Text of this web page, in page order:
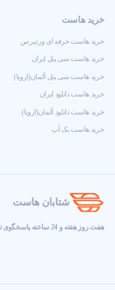
خرید هاست
خرید هاست حرفه ای وردپرس
خرید هاست سی پنل ایران
خرید هاست سی پنل آلمان(اروپا)
خرید هاست دانلود ایران
خرید هاست دانلود آلمان(اروپا)
خرید هاست بک آپ
شتابان هاست
هفت روز هفته و 24 ساعته پاسخگوی تیکت های شما هستیم